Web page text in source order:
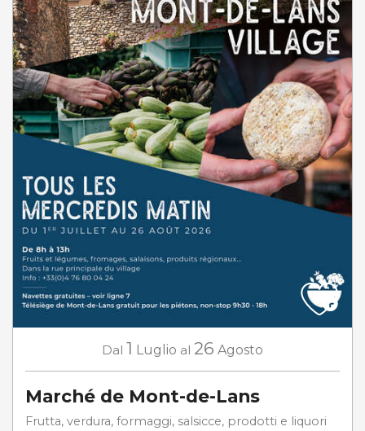
Dal 1 Luglio al 26 Agosto
Marché de Mont-de-Lans
Frutta, verdura, formaggi, salsicce, prodotti e liquori